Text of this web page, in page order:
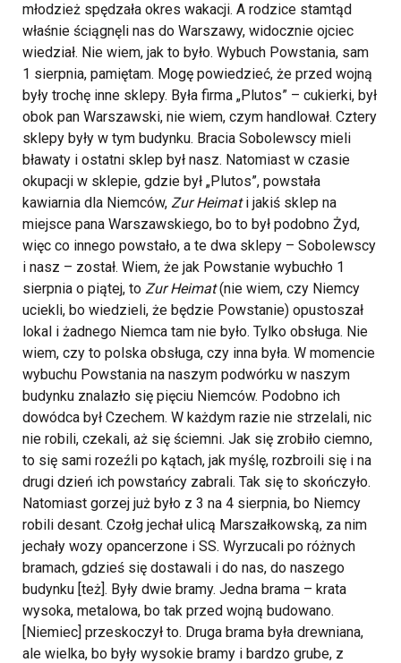
młodzież spędzała okres wakacji. A rodzice stamtąd
właśnie ściągnęli nas do Warszawy, widocznie ojciec
wiedział. Nie wiem, jak to było. Wybuch Powstania, sam
1 sierpnia, pamiętam. Mogę powiedzieć, że przed wojną
były trochę inne sklepy. Była firma „Plutos” – cukierki, był
obok pan Warszawski, nie wiem, czym handlował. Cztery
sklepy były w tym budynku. Bracia Sobolewscy mieli
bławaty i ostatni sklep był nasz. Natomiast w czasie
okupacji w sklepie, gdzie był „Plutos”, powstała
kawiarnia dla Niemców, Zur Heimati jakiś sklep na
miejsce pana Warszawskiego, bo to był podobno Żyd,
więc co innego powstało, a te dwa sklepy – Sobolewscy
i nasz – został. Wiem, że jak Powstanie wybuchło 1
sierpnia o piątej, to Zur Heimat(nie wiem, czy Niemcy
uciekli, bo wiedzieli, że będzie Powstanie) opustoszał
lokal i żadnego Niemca tam nie było. Tylko obsługa. Nie
wiem, czy to polska obsługa, czy inna była. W momencie
wybuchu Powstania na naszym podwórku w naszym
budynku znalazło się pięciu Niemców. Podobno ich
dowódca był Czechem. W każdym razie nie strzelali, nic
nie robili, czekali, aż się ściemni. Jak się zrobiło ciemno,
to się sami rozeźli po kątach, jak myślę, rozbroili się i na
drugi dzień ich powstańcy zabrali. Tak się to skończyło.
Natomiast gorzej już było z 3 na 4 sierpnia, bo Niemcy
robili desant. Czołg jechał ulicą Marszałkowską, za nim
jechały wozy opancerzone i SS. Wyrzucali po różnych
bramach, gdzieś się dostawali i do nas, do naszego
budynku [też]. Były dwie bramy. Jedna brama – krata
wysoka, metalowa, bo tak przed wojną budowano.
[Niemiec] przeskoczył to. Druga brama była drewniana,
ale wielka, bo były wysokie bramy i bardzo grube, z